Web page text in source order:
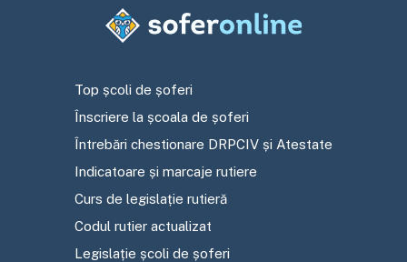
Top școli de șoferi
Înscriere la școala de șoferi
Întrebări chestionare DRPCIV și Atestate
Indicatoare și marcaje rutiere
Curs de legislație rutieră
Codul rutier actualizat
Legislație școli de șoferi